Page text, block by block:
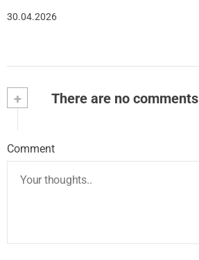
30.04.2026
+ There are no comments
Comment